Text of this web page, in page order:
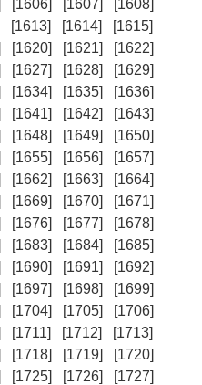
[1606] [1607]
[1608]
[1613] [1614]
[1615]
[1620] [1621]
[1622]
[1627] [1628]
[1629]
[1634] [1635]
[1636]
[1641] [1642]
[1643]
[1648] [1649]
[1650]
[1655] [1656]
[1657]
[1662] [1663]
[1664]
[1669] [1670]
[1671]
[1676] [1677]
[1678]
[1683] [1684]
[1685]
[1690] [1691]
[1692]
[1697] [1698]
[1699]
[1704] [1705]
[1706]
[1711] [1712]
[1713]
[1718] [1719]
[1720]
[1725] [1726]
[1727]